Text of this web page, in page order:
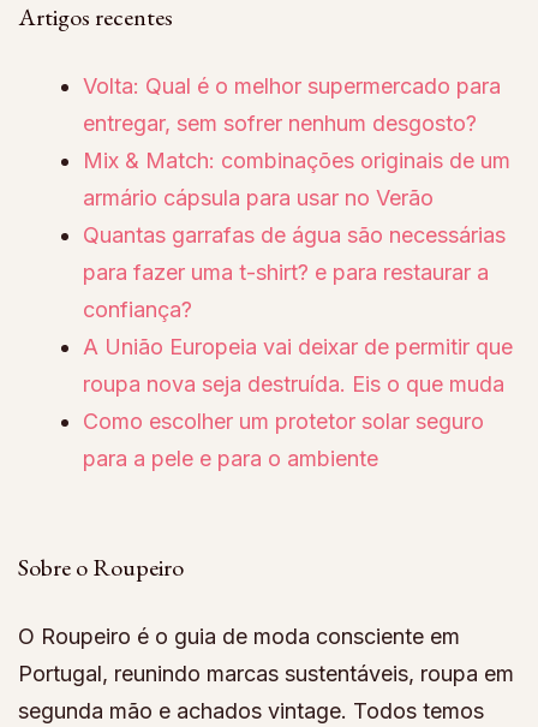
Artigos recentes
Volta: Qual é o melhor supermercado para
entregar, sem sofrer nenhum desgosto?
Mix & Match: combinações originais de um
armário cápsula para usar no Verão
Quantas garrafas de água são necessárias
para fazer uma t-shirt? e para restaurar a
confiança?
A União Europeia vai deixar de permitir que
roupa nova seja destruída. Eis o que muda
Como escolher um protetor solar seguro
para a pele e para o ambiente
Sobre o Roupeiro
O Roupeiro é o guia de moda consciente em
Portugal, reunindo marcas sustentáveis, roupa em
segunda mão e achados vintage. Todos temos